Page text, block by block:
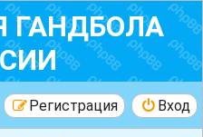
ГАНДБОЛА
Вход
Регистрация